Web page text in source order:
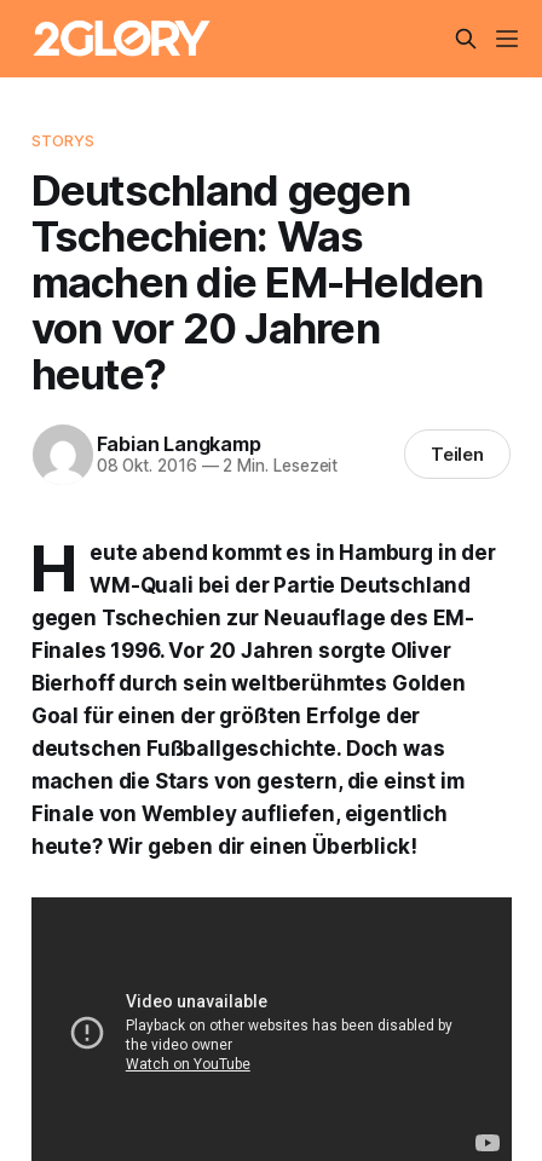
STORYS
Deutschland gegen
Tschechien: Was
machen die EM-Helden
von vor 20 Jahren
heute?
Fabian Langkamp
08 Okt. 2016 —2 Min. Lesezeit Teilen
H
eute abend kommt es in Hamburg in der
WM-Quali bei der Partie Deutschland
gegen Tschechien zur Neuauflage des EM-
Finales 1996. Vor 20 Jahren sorgte Oliver
Bierhoff durch sein weltberühmtes Golden
Goal für einen der größten Erfolge der
deutschen Fußballgeschichte. Doch was
machen die Stars von gestern, die einst im
Finale von Wembley aufliefen, eigentlich
heute? Wir geben dir einen Überblick!